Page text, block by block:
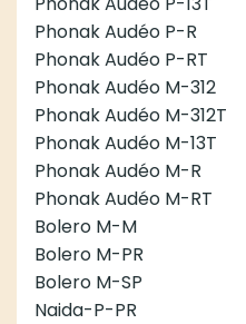
Phonak Audéo P-R
Phonak Audéo P-RT
Phonak Audéo M-312
Phonak Audéo M-312T
Phonak Audéo M-13T
Phonak Audéo M-R
Phonak Audéo M-RT
Bolero M-M
Bolero M-PR
Bolero M-SP
Naida-P-PR